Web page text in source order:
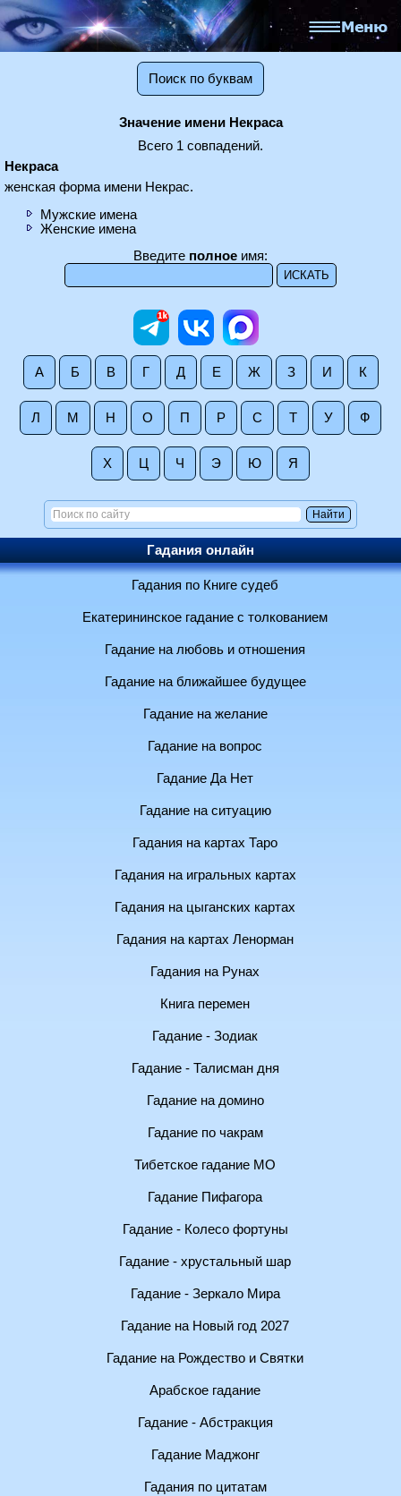
Поиск по буквам
Значение имени Некраса
Всего 1 совпадений.
Некраса
женская форма имени Некрас.
Мужские имена
Женские имена
Введите полное имя:
А Б В Г Д Е Ж З И К
Л М Н О П Р С Т У Ф
Х Ц Ч Э Ю Я
Гадания онлайн
Гадания по Книге судеб
Екатерининское гадание с толкованием
Гадание на любовь и отношения
Гадание на ближайшее будущее
Гадание на желание
Гадание на вопрос
Гадание Да Нет
Гадание на ситуацию
Гадания на картах Таро
Гадания на игральных картах
Гадания на цыганских картах
Гадания на картах Ленорман
Гадания на Рунах
Книга перемен
Гадание - Зодиак
Гадание - Талисман дня
Гадание на домино
Гадание по чакрам
Тибетское гадание МО
Гадание Пифагора
Гадание - Колесо фортуны
Гадание - хрустальный шар
Гадание - Зеркало Мира
Гадание на Новый год 2027
Гадание на Рождество и Святки
Арабское гадание
Гадание - Абстракция
Гадание Маджонг
Гадания по цитатам